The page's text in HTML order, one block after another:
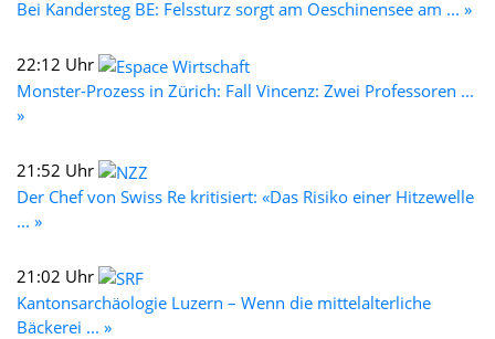
Bei Kandersteg BE: Felssturz sorgt am Oeschinensee am ... »
22:12 Uhr
Monster-Prozess in Zürich: Fall Vincenz: Zwei Professoren ...
»
21:52 Uhr
Der Chef von Swiss Re kritisiert: «Das Risiko einer Hitzewelle
... »
21:02 Uhr
Kantonsarchäologie Luzern – Wenn die mittelalterliche
Bäckerei ... »